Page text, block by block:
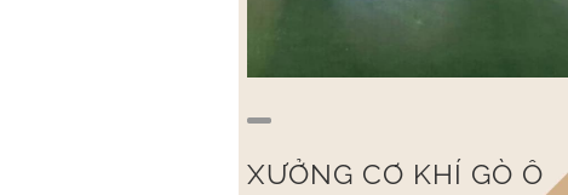
XƯỞNG CƠ KHÍ GÒ Ô